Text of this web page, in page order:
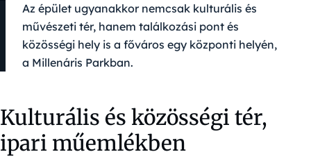
Az épület ugyanakkor nemcsak kulturális és
művészeti tér, hanem találkozási pont és
közösségi hely is a főváros egy központi helyén,
a Millenáris Parkban.
Kulturális és közösségi tér,
ipari műemlékben